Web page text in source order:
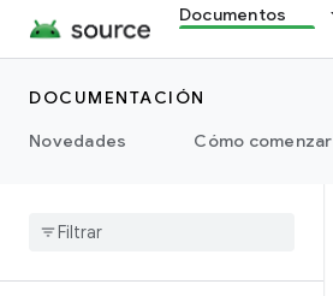
Documentos
DOCUMENTACIÓN
Novedades
Cómo comenzar